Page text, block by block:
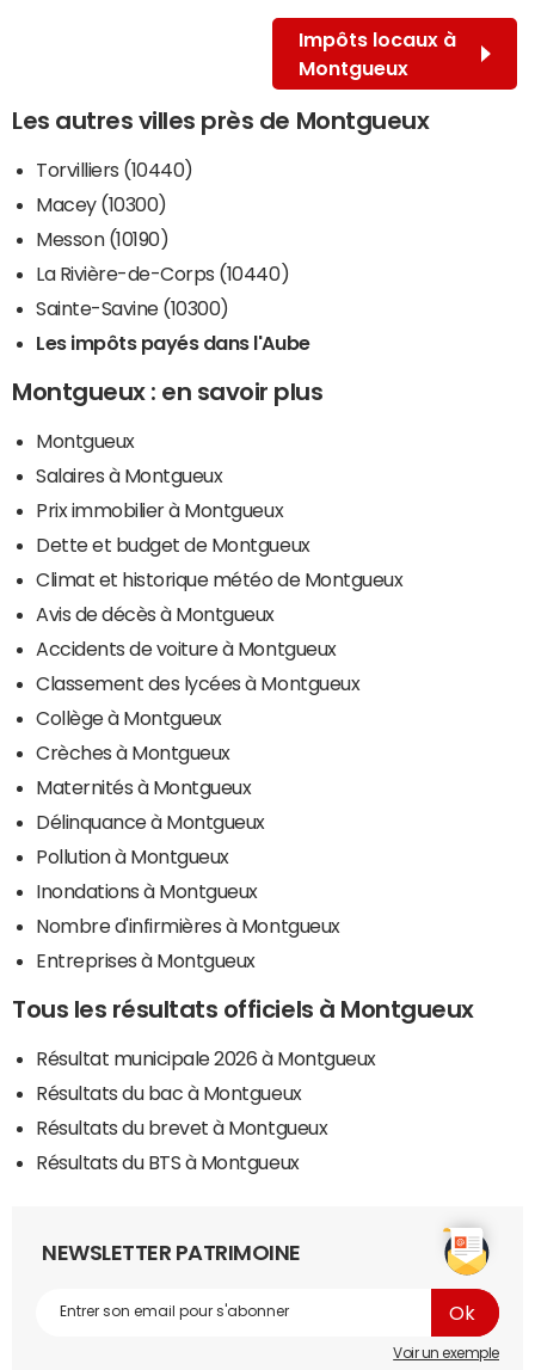
Impôts locaux à
Montgueux
Les autres villes près de Montgueux
Torvilliers (10440)
Macey (10300)
Messon (10190)
La Rivière-de-Corps (10440)
Sainte-Savine (10300)
Les impôts payés dans l'Aube
Montgueux : en savoir plus
Montgueux
Salaires à Montgueux
Prix immobilier à Montgueux
Dette et budget de Montgueux
Climat et historique météo de Montgueux
Avis de décès à Montgueux
Accidents de voiture à Montgueux
Classement des lycées à Montgueux
Collège à Montgueux
Crèches à Montgueux
Maternités à Montgueux
Délinquance à Montgueux
Pollution à Montgueux
Inondations à Montgueux
Nombre d'infirmières à Montgueux
Entreprises à Montgueux
Tous les résultats officiels à Montgueux
Résultat municipale 2026 à Montgueux
Résultats du bac à Montgueux
Résultats du brevet à Montgueux
Résultats du BTS à Montgueux
NEWSLETTER PATRIMOINE
Voir un exemple